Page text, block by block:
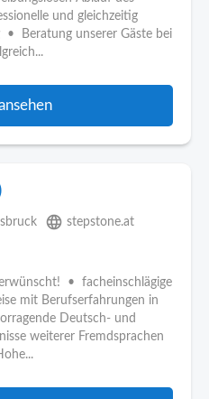
und gleichzeitig
• Beratung unserer Gäste bei
language stepstone.at
• facheinschlägige
mit Berufserfahrungen in
Deutsch- und
weiterer Fremdsprachen